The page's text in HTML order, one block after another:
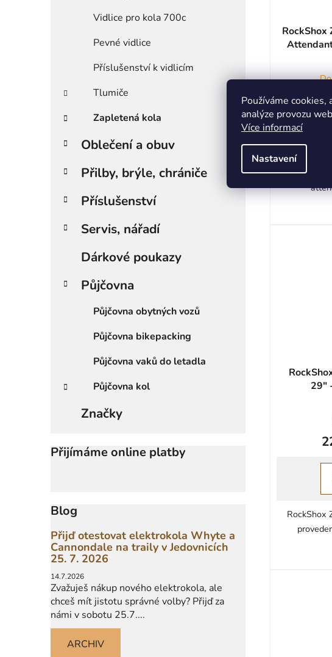
Používáme
analýze provozu
Více informací
Nastavení
Vidlice pro kola 700c
Pevné vidlice
Příslušenství k vidlicím
Tlumiče
Zapletená kola
Oblečení a obuv
Přilby, brýle, chrániče
Příslušenství
Servis, nářadí
Dárkové poukazy
Půjčovna
Půjčovna obytných vozů
Půjčovna bikepacking
Půjčovna vaků do letadla
Půjčovna kol
Značky
Přijímáme online platby
Blog
Přijď otestovat elektrokola Whyte a
Cannondale na traily v Jedovnicích
25. 7. 2026
14.7.2026
Zvažuješ nákup nového elektrokola, ale
chceš mít jistotu správné volby? Přijď za
námi v sobotu 25.7....
ARCHIV
29"
RockShox